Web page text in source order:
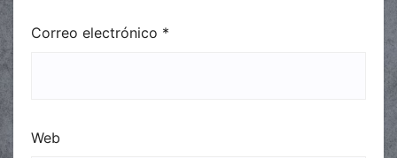
Correo electrónico *
Web